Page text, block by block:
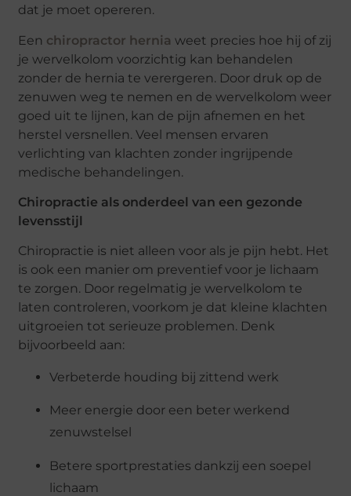
dat je moet opereren.
Een chiropractor hernia weet precies hoe hij of zij
je wervelkolom voorzichtig kan behandelen
zonder de hernia te verergeren. Door druk op de
zenuwen weg te nemen en de wervelkolom weer
goed uit te lijnen, kan de pijn afnemen en het
herstel versnellen. Veel mensen ervaren
verlichting van klachten zonder ingrijpende
medische behandelingen.
Chiropractie als onderdeel van een gezonde
levensstijl
Chiropractie is niet alleen voor als je pijn hebt. Het
is ook een manier om preventief voor je lichaam
te zorgen. Door regelmatig je wervelkolom te
laten controleren, voorkom je dat kleine klachten
uitgroeien tot serieuze problemen. Denk
bijvoorbeeld aan:
Verbeterde houding bij zittend werk
Meer energie door een beter werkend
zenuwstelsel
Betere sportprestaties dankzij een soepel
lichaam